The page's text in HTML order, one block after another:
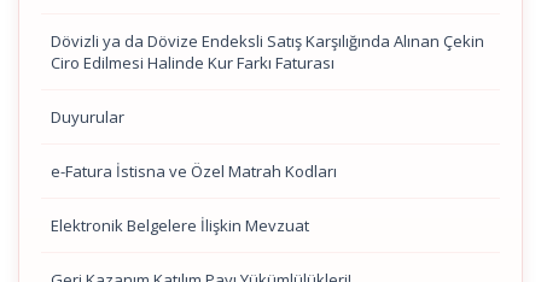
Dövizli ya da Dövize Endeksli Satış Karşılığında Alınan Çekin
Ciro Edilmesi Halinde Kur Farkı Faturası
Duyurular
e-Fatura İstisna ve Özel Matrah Kodları
Elektronik Belgelere İlişkin Mevzuat